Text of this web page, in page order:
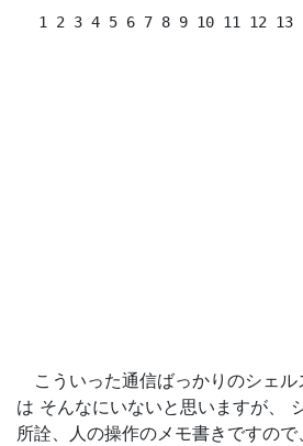
1 2 3 4 5 6 7 8 9 10 11 12 13
こういった通信ばっかりのシェル
は そんなにいないと思いますが、
所詮、人の操作のメモ書きですので